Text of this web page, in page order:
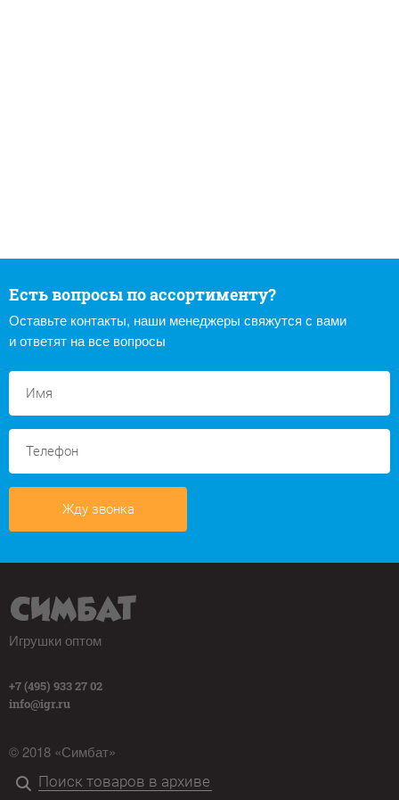
Есть вопросы по ассортименту?
Оставьте контакты, наши менеджеры свяжутся с вами
и ответят на все вопросы
Жду звонка
Игрушки оптом
+7 (495) 933 27 02
info@igr.ru
© 2018 «Симбат»